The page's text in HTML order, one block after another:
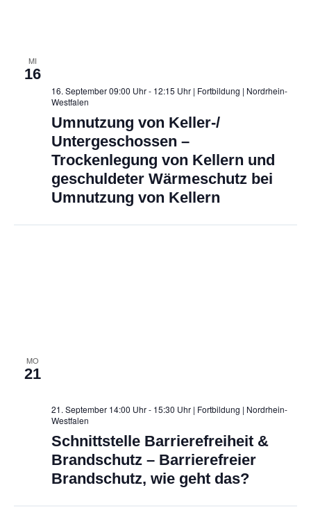
MI
16
16. September 09:00 Uhr - 12:15 Uhr | Fortbildung | Nordrhein-
Westfalen
Umnutzung von Keller-/
Untergeschossen –
Trockenlegung von Kellern und
geschuldeter Wärmeschutz bei
Umnutzung von Kellern
MO
21
21. September 14:00 Uhr - 15:30 Uhr | Fortbildung | Nordrhein-
Westfalen
Schnittstelle Barrierefreiheit &
Brandschutz – Barrierefreier
Brandschutz, wie geht das?